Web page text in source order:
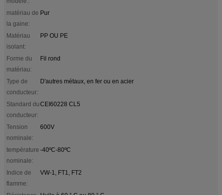
matériau de
la gaine:
Pur
Matériau
isolant:
PP OU PE
Forme du
matériau:
Fil rond
Type de
conducteur:
D'autres métaux, en fer ou en acier
Standard du
conducteur:
CEI60228 CL5
Tension
nominale:
600V
température
nominale:
-40ºC-80ºC
Indice de
flamme:
VW-1, FT1, FT2